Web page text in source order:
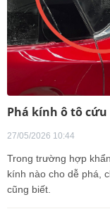
Phá kính ô tô
27/05/2026 10:44
Trong trường hợp
kính nào cho dễ phá,
cũng biết.